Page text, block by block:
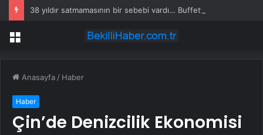
Menü
Anasayfa / Haber
Haber
Çin’de Denizcilik Ekonomisi